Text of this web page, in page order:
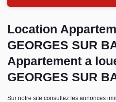
Vendre
Immobilier pro
Faire gérer
Location
GEORGES SUR
Appartement a
GEORGES SUR
Sur notre site consultez les annonces